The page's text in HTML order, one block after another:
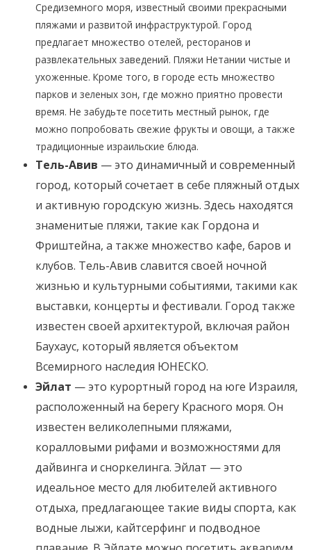
Средиземного моря, известный своими прекрасными
пляжами и развитой инфраструктурой. Город
предлагает множество отелей, ресторанов и
развлекательных заведений. Пляжи Нетании чистые и
ухоженные. Кроме того, в городе есть множество
парков и зеленых зон, где можно приятно провести
время. Не забудьте посетить местный рынок, где
можно попробовать свежие фрукты и овощи, а также
традиционные израильские блюда.
Тель-Авив — это динамичный и современный
город, который сочетает в себе пляжный отдых
и активную городскую жизнь. Здесь находятся
знаменитые пляжи, такие как Гордона и
Фриштейна, а также множество кафе, баров и
клубов. Тель-Авив славится своей ночной
жизнью и культурными событиями, такими как
выставки, концерты и фестивали. Город также
известен своей архитектурой, включая район
Баухаус, который является объектом
Всемирного наследия ЮНЕСКО.
Эйлат — это курортный город на юге Израиля,
расположенный на берегу Красного моря. Он
известен великолепными пляжами,
коралловыми рифами и возможностями для
дайвинга и сноркелинга. Эйлат — это
идеальное место для любителей активного
отдыха, предлагающее такие виды спорта, как
водные лыжи, кайтсерфинг и подводное